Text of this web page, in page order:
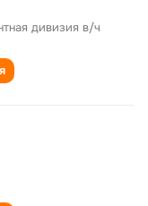
дивизия в/ч